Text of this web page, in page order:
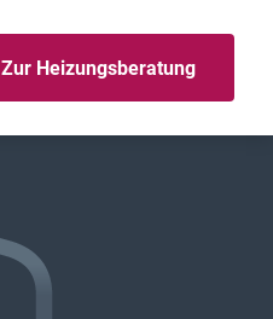
Zur Heizungsberatung